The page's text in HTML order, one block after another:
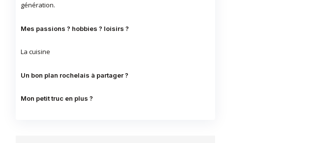
génération.
Mes passions ? hobbies ? loisirs ?
La cuisine
Un bon plan rochelais à partager ?
Mon petit truc en plus ?